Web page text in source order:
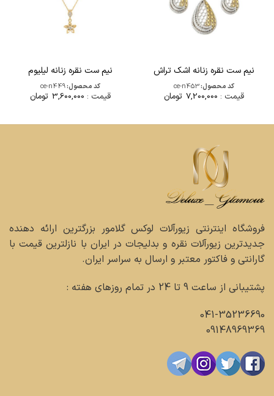
نیم ست نقره زنانه اشک تراش
کد محصول:ce-n453
قیمت : 7,200,000 تومان
نیم ست نقره زنانه لیلیوم
کد محصول:ce-n449
قیمت : 3,600,000 تومان
فروشگاه اینترنتی زیورآلات لوکس گلامور بزرگترین ارائه دهنده
جدیدترین زیورآلات نقره و بدلیجات در ایران با نازلترین قیمت با
گارانتی و فاکتور معتبر و ارسال به سراسر ایران.
پشتیبانی از ساعت 9 تا 24 در تمام روزهای هفته :
041-35236690
09148969369